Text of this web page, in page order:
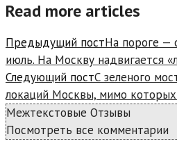
Read more articles
Предыдущий постНа пороге —
июль. На Москву надвигается
Следующий постС зеленого
локаций Москвы, мимо
Межтекстовые Отзывы
Посмотреть все комментарии